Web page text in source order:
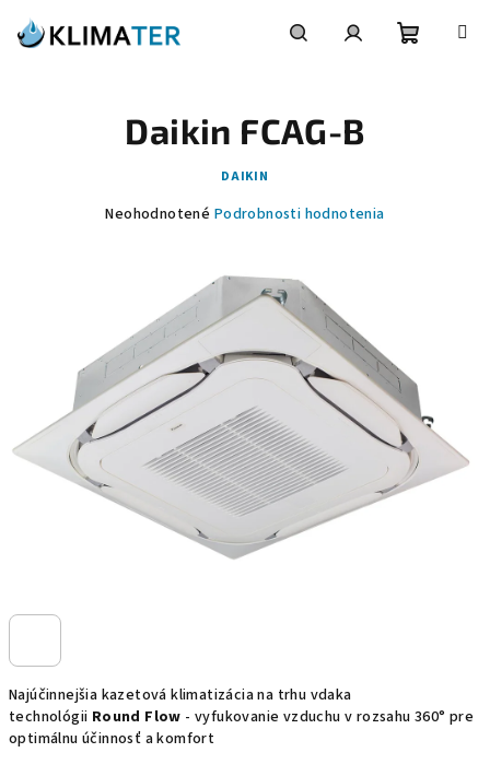
obsah
Najúčinnejšia kazetová klimatizácia na trhu vdaka
technológii Round Flow - vyfukovanie vzduchu v rozsahu 360° pre
optimálnu účinnosť a komfort
Daikin FCAG-B
DAIKIN
Priemerné
5
hviezdičiek.
Neohodnotené Podrobnosti hodnotenia